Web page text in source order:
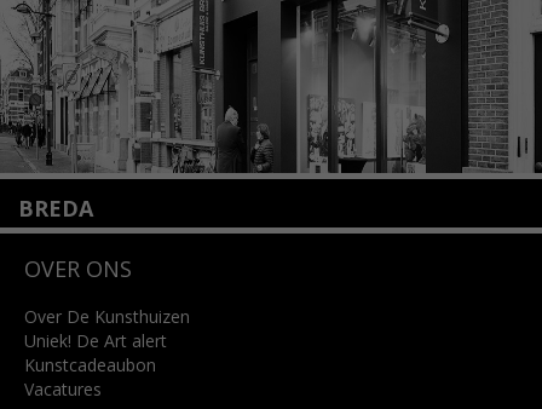
BREDA
4818 SB Breda
info@kunsthuisbreda.nl
Lees meer
OVER ONS
Over De Kunsthuizen
Uniek! De Art alert
Kunstcadeaubon
Vacatures